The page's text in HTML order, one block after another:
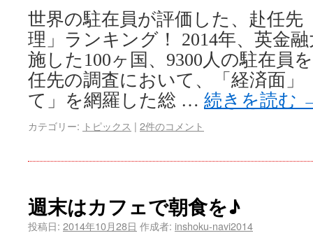
世界の駐在員が評価した、赴任先
理」ランキング！ 2014年、英金
施した100ヶ国、9300人の駐在員
任先の調査において、「経済面」
て」を網羅した総 … 続きを読む
カテゴリー: トピックス | 2件のコメント
週末はカフェで朝食を♪
投稿日: 2014年10月28日 作成者: inshoku-navi2014